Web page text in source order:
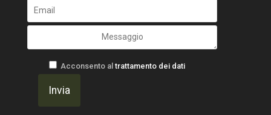
Acconsento al trattamento dei dati